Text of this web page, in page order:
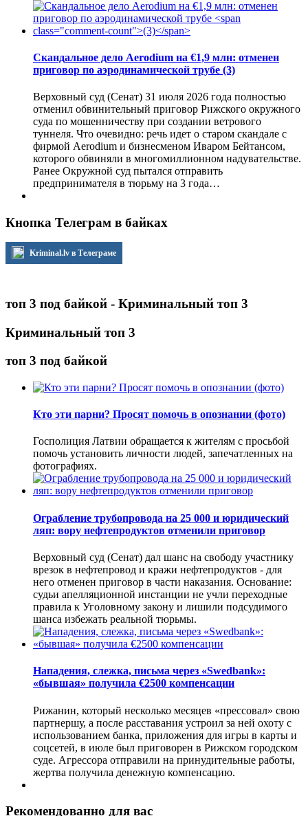
Скандальное дело Aerodium на €1,9 млн: отменен
приговор по аэродинамической трубе (3)
Верховный суд (Сенат) 31 июля 2026 года полностью
отменил обвинительный приговор Рижского окружного
суда по мошенничеству при создании ветрового
туннеля. Что очевидно: речь идет о старом скандале с
фирмой Aerodium и бизнесменом Иваром Бейтансом,
которого обвиняли в многомиллионном надувательстве.
Ранее Окружной суд пытался отправить
предпринимателя в тюрьму на 3 года…
Кнопка Телеграм в байках
Kriminal.lv в Телеграме
топ 3 под байкой - Криминальный топ 3
Криминальный топ 3
топ 3 под байкой
Кто эти парни? Просят помочь в опознании (фото)
Госполиция Латвии обращается к жителям с просьбой
помочь установить личности людей, запечатленных на
фотографиях.
Ограбление трубопровода на 25 000 и юридический
ляп: вору нефтепродуктов отменили приговор
Верховный суд (Сенат) дал шанс на свободу участнику
врезок в нефтепровод и кражи нефтепродуктов - для
него отменен приговор в части наказания. Основание:
судьи апелляционной инстанции не учли переходные
правила к Уголовному закону и лишили подсудимого
шанса избежать реальной тюрьмы.
Нападения, слежка, письма через «Swedbank»:
«бывшая» получила €2500 компенсации
Рижанин, который несколько месяцев «прессовал» свою
партнершу, а после расставания устроил за ней охоту с
использованием банка, приложения для игры в карты и
соцсетей, в июле был приговорен в Рижском городском
суде. Агрессора отправили на принудительные работы,
жертва получила денежную компенсацию.
Рекомендованно для вас